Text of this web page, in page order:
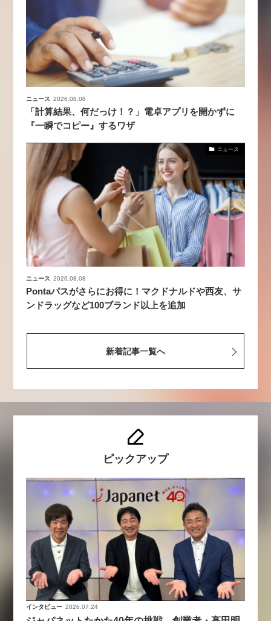
ニュース 2026.08.08
「計算結果、何だっけ！？」電卓アプリを開かずに
『一瞬でコピー』するワザ
ニュース
ニュース 2026.08.08
Pontaパスがさらにお得に！マクドナルドや西友、サ
ンドラッグなど100ブランド以上を追加
新着記事一覧へ
ピックアップ
インタビュー 2026.07.24